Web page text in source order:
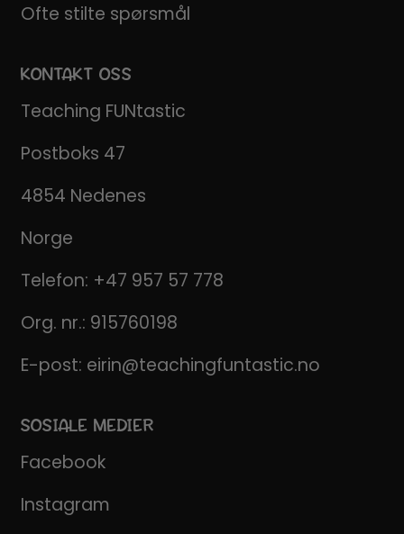
Ofte stilte spørsmål
KONTAKT OSS
Teaching FUNtastic
Postboks 47
4854 Nedenes
Norge
Telefon: +47 957 57 778
Org. nr.: 915760198
E-post: eirin@teachingfuntastic.no
SOSIALE MEDIER
Facebook
Instagram